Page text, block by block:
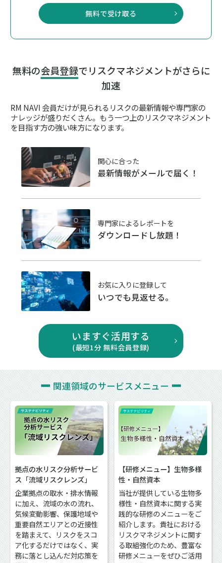
無料で受け取る
無料の会員登録でリスクマネジメントがさらに
加速
RM NAVI 会員だけが見られるリスクの最新情報や専門家の
ナレッジが盛りだくさん。 もう一つ上のリスクマネジメント
を目指す方の強い味方になります。
関心に合った
最新情報がメールで届く！
専門家によるレポートを
ダウンロードし放題！
お気に入りに登録して
いつでも見返せる。
いますぐ活用する
(最短1分 無料会員登録)
関連領域のサービスメニュー
拠点の水リスク分析サービ
ス「流域リスクレンズ」
企業拠点の取水・排水情報
に加え、流域の水の流れ、
気候変動影響、保護地域や
重要自然エリアとの近接性
を踏まえて、リスクをスコ
ア化するだけではなく、実
務に落とし込んだ対応策を
【研修メニュー】生物多様
性・自然資本
当社が提供している生物多
様性・自然資本に関する実
践的な研修のメニューをご
紹介します。貴社における
リスクマネジメントに関す
る取組強化のため、豊富な
研修メニューをぜひご活用